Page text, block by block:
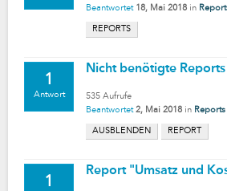
Beantwortet 18, Mai 2018 in
REPORTS
1
Antwort
Nicht benötigte
535 Aufrufe
Beantwortet 2, Mai 2018 in Reports
AUSBLENDEN REPORT
1
Report "Umsatz und